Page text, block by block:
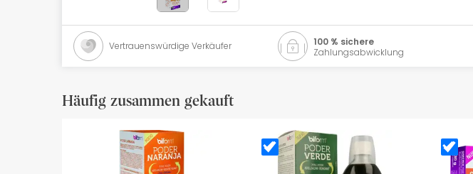
Bestsellers
Health Points
Vertrauenswürdige Verkäufer
100 % sichere
Zahlungsabwicklung
Häufig zusammen gekauft